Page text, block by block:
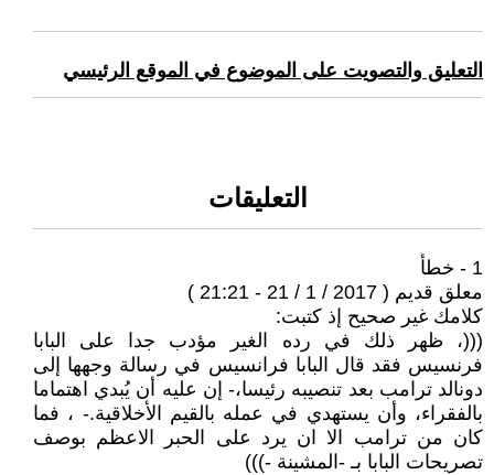
التعليق والتصويت على الموضوع في الموقع الرئيسي
التعليقات
1 - خطأ
معلق قديم ( 2017 / 1 / 21 - 21:21 )
كلامك غير صحيح إذ كتبت:
(((، ظهر ذلك في رده الغير مؤدب جدا على البابا
فرنسيس فقد قال البابا فرانسيس في رسالة وجهها إلى
دونالد ترامب بعد تنصيبه رئيسا،- إن عليه أن يُبدي اهتماما
بالفقراء، وأن يستهدي في عمله بالقيم الأخلاقية.- ، فما
كان من ترامب الا ان يرد على الحبر الاعظم بوصف
تصريحات البابا بـ -المشينة -)))